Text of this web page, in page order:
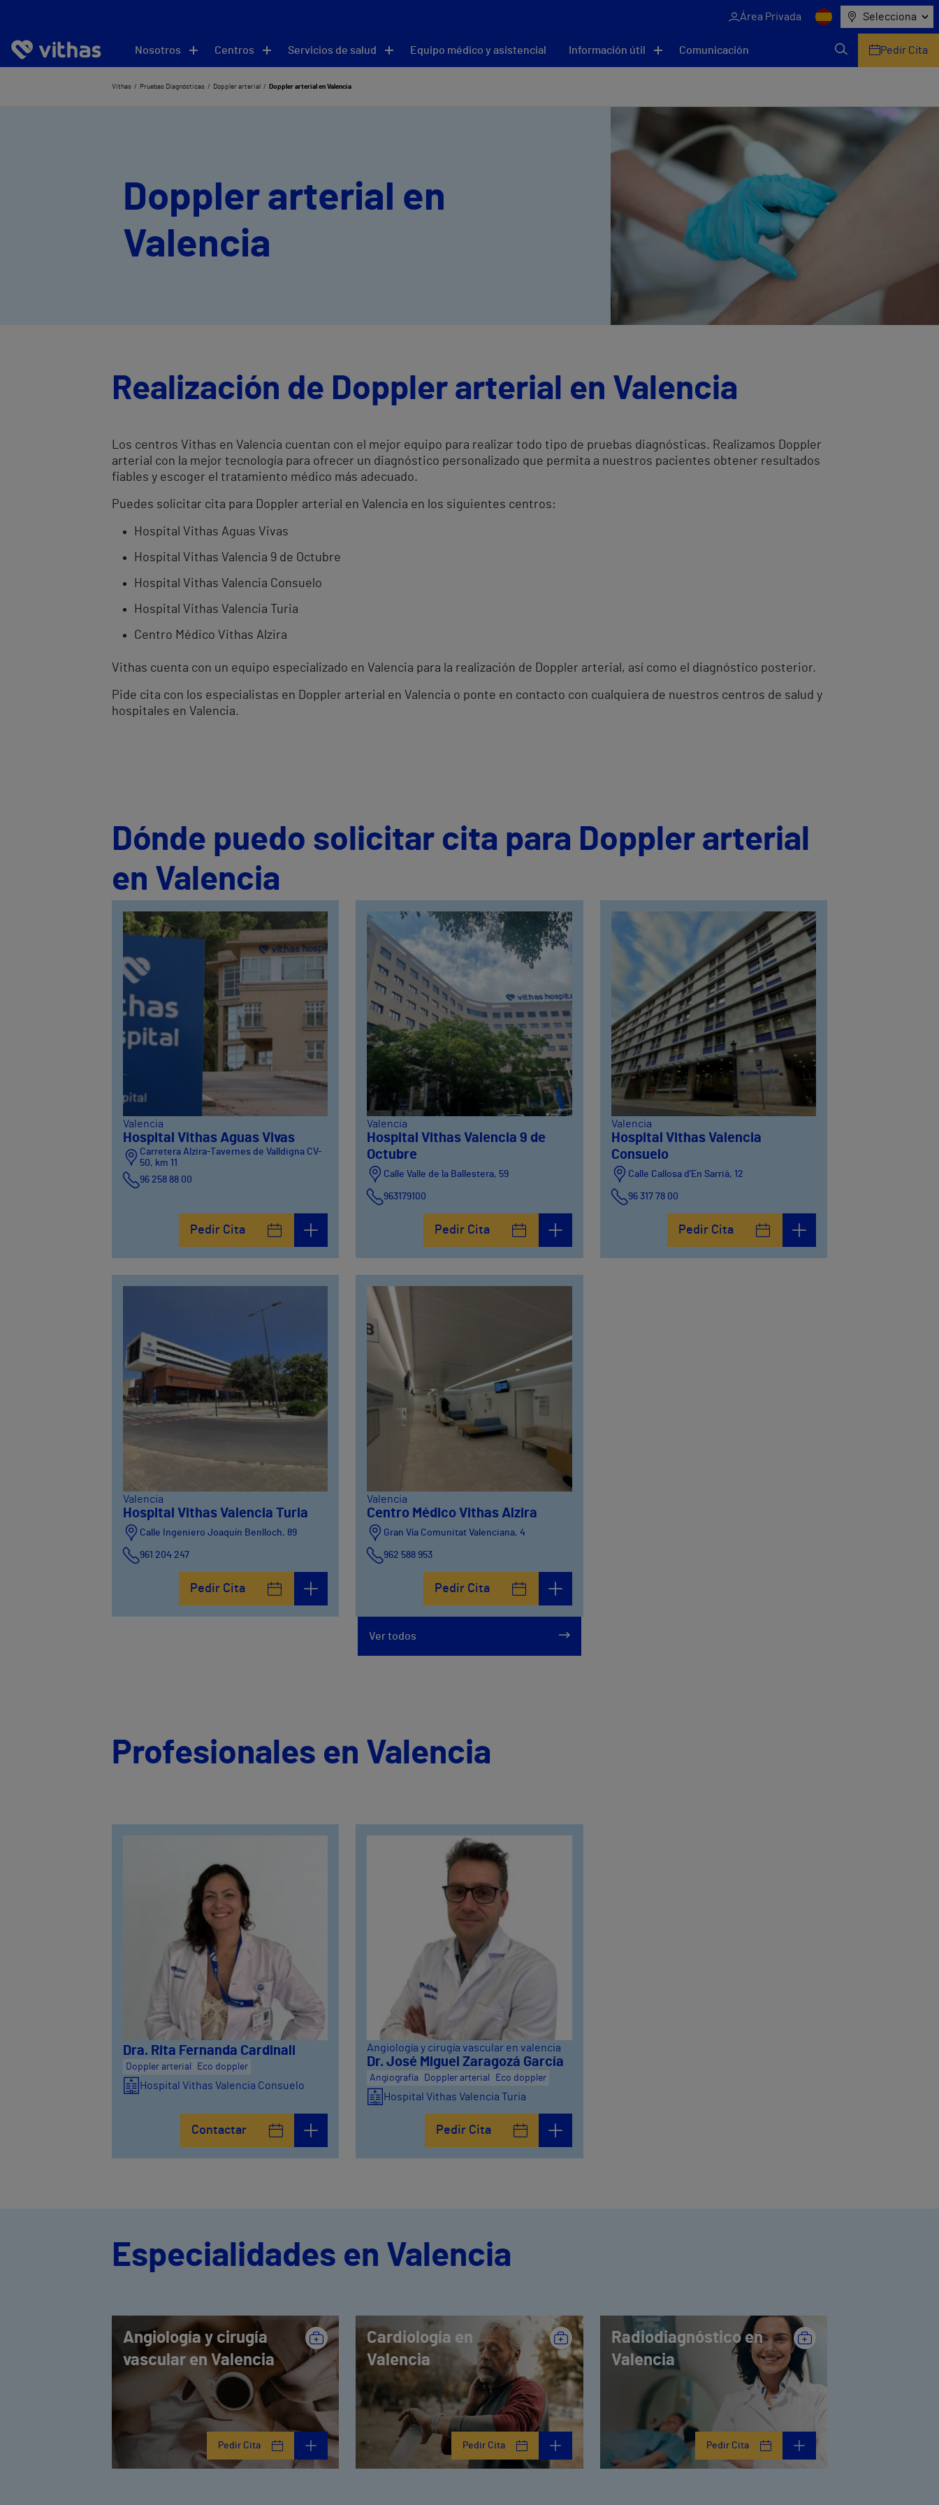
Área Privada Selecciona
Nosotros Centros Servicios de salud Equipo médico y asistencial Información útil Comunicación Pedir Cita
Vithas Pruebas Diagnósticas Doppler arterial Doppler arterial en Valencia
Doppler arterial en
Valencia
Realización de Doppler arterial en Valencia
Los centros Vithas en Valencia cuentan con el mejor equipo para realizar todo tipo de pruebas diagnósticas. Realizamos Doppler
arterial con la mejor tecnología para ofrecer un diagnóstico personalizado que permita a nuestros pacientes obtener resultados
fiables y escoger el tratamiento médico más adecuado.
Puedes solicitar cita para Doppler arterial en Valencia en los siguientes centros:
Hospital Vithas Aguas Vivas
Hospital Vithas Valencia 9 de Octubre
Hospital Vithas Valencia Consuelo
Hospital Vithas Valencia Turia
Centro Médico Vithas Alzira
Vithas cuenta con un equipo especializado en Valencia para la realización de Doppler arterial, así como el diagnóstico posterior.
Pide cita con los especialistas en Doppler arterial en Valencia o ponte en contacto con cualquiera de nuestros centros de salud y
hospitales en Valencia.
Dónde puedo solicitar cita para Doppler arterial
en Valencia
Valencia
Hospital Vithas Aguas Vivas
Carretera Alzira-Tavernes de Valldigna CV-
50, km 11
96 258 88 00
Pedir Cita
Valencia
Hospital Vithas Valencia 9 de
Octubre
Calle Valle de la Ballestera, 59
963179100
Pedir Cita
Valencia
Hospital Vithas Valencia
Consuelo
Calle Callosa d’En Sarrià, 12
96 317 78 00
Pedir Cita
Valencia
Hospital Vithas Valencia Turia
Calle Ingeniero Joaquín Benlloch, 89
961 204 247
Pedir Cita
Valencia
Centro Médico Vithas Alzira
Gran Vía Comunitat Valenciana, 4
962 588 953
Pedir Cita
Ver todos
Profesionales en Valencia
Dra. Rita Fernanda Cardinali
Doppler arterial Eco doppler
Hospital Vithas Valencia Consuelo
Contactar
Angiología y cirugía vascular en valencia
Dr. José Miguel Zaragozá García
Angiografía Doppler arterial Eco doppler
Hospital Vithas Valencia Turia
Pedir Cita
Especialidades en Valencia
Angiología y cirugía
vascular en Valencia
Pedir Cita
Cardiología en
Valencia
Pedir Cita
Radiodiagnóstico en
Valencia
Pedir Cita